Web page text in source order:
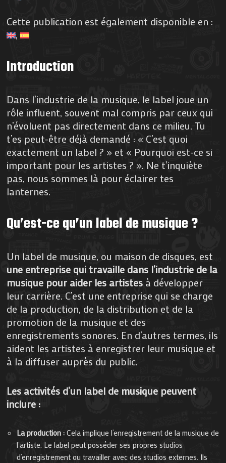
Cette publication est également disponible en :
Introduction
Dans l’industrie de la musique, le label joue un
rôle influent, souvent mal compris par ceux qui
n’évoluent pas directement dans ce milieu. Tu
t’es peut-être déjà demandé : « C’est quoi
exactement un label ? » et « Pourquoi est-ce si
important pour les artistes ? ». Ne t’inquiète
pas, nous sommes là pour éclairer tes
lanternes.
Qu’est-ce qu’un label de musique ?
Un label de musique, ou maison de disques, est
une entreprise qui travaille dans l’industrie de la
musique pour aider les artistes à développer
leur carrière. C’est une entreprise qui se charge
de la production, de la distribution et de la
promotion de la musique et des
enregistrements sonores. En d’autres termes, ils
aident les artistes à enregistrer leur musique et
à la diffuser auprès du public.
Les activités d’un label de musique peuvent
inclure :
La production : Cela implique l’enregistrement de la musique de
l’artiste. Le label peut posséder ses propres studios
d’enregistrement ou travailler avec des studios externes. Ils